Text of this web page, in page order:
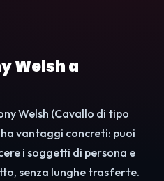
Welsh a
Welsh (Cavallo di tipo
vantaggi concreti: puoi
i soggetti di persona e
senza lunghe trasferte.